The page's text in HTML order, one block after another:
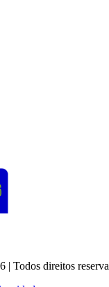
| Todos direitos